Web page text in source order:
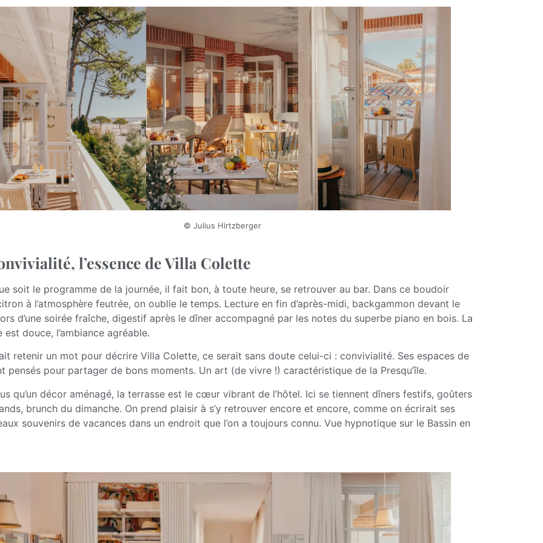
© Julius Hirtzberger
l’essence de Villa Colette
soit le programme de la journée, il fait bon, à toute heure, se retrouver au bar. Dans ce boudoir
à l’atmosphère feutrée, on oublie le temps. Lecture en fin d’après-midi, backgammon devant le
d’une soirée fraîche, digestif après le dîner accompagné par les notes du superbe piano en bois. La
est douce, l’ambiance agréable.
retenir un mot pour décrire Villa Colette, ce serait sans doute celui-ci : convivialité. Ses espaces de
pensés pour partager de bons moments. Un art (de vivre !) caractéristique de la Presqu’île.
qu’un décor aménagé, la terrasse est le cœur vibrant de l’hôtel. Ici se tiennent dîners festifs, goûters
brunch du dimanche. On prend plaisir à s’y retrouver encore et encore, comme on écrirait ses
souvenirs de vacances dans un endroit que l’on a toujours connu. Vue hypnotique sur le Bassin en